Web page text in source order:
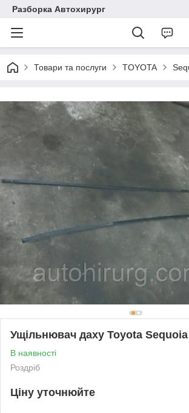
Разборка Автохирург
Товари та послуги TOYOTA
Ущільнювач даху Toyota Sequoia
В наявності
Роздріб
Ціну уточнюйте